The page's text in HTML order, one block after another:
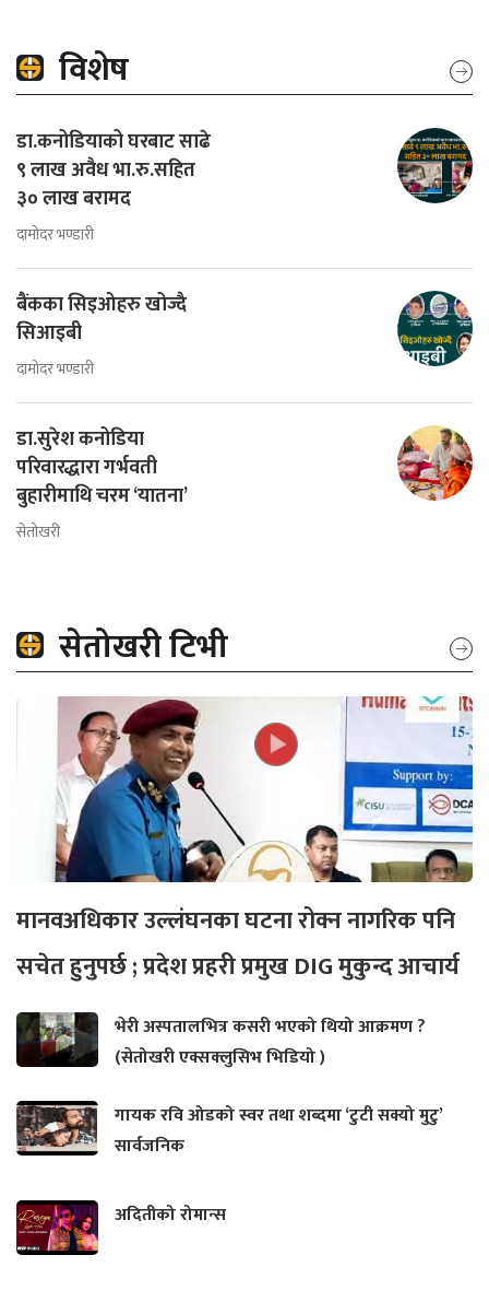
विशेष
डा.कनोडियाको घरबाट साढे
९ लाख अवैध भा.रु.सहित
३० लाख बरामद
दामोदर भण्डारी
बैंकका सिइओहरु खोज्दै
सिआइबी
दामोदर भण्डारी
डा.सुरेश कनोडिया
परिवारद्धारा गर्भवती
बुहारीमाथि चरम ‘यातना’
सेतोखरी
सेतोखरी टिभी
मानवअधिकार उल्लंघनका घटना रोक्न नागरिक पनि
सचेत हुनुपर्छ ; प्रदेश प्रहरी प्रमुख DIG मुकुन्द आचार्य
भेरी अस्पतालभित्र कसरी भएको थियो आक्रमण ?
(सेतोखरी एक्सक्लुसिभ भिडियो )
गायक रवि ओडको स्वर तथा शब्दमा ‘टुटी सक्यो मुटु’
सार्वजनिक
अदितीको रोमान्स